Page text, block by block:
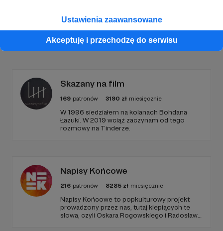
Ustawienia zaawansowane
Akceptuję i przechodzę do serwisu
Promowani autorzy
Skazany na film
169 patronów 3190 zł miesięcznie
W 1996 siedziałem na kolanach Bohdana
Łazuki. W 2019 wciąż zaczynam od tego
rozmowy na Tinderze.
Napisy Końcowe
216 patronów 8285 zł miesięcznie
Napisy Końcowe to popkulturowy projekt
prowadzony przez nas, tutaj klepiących te
słowa, czyli Oskara Rogowskiego i Radosława